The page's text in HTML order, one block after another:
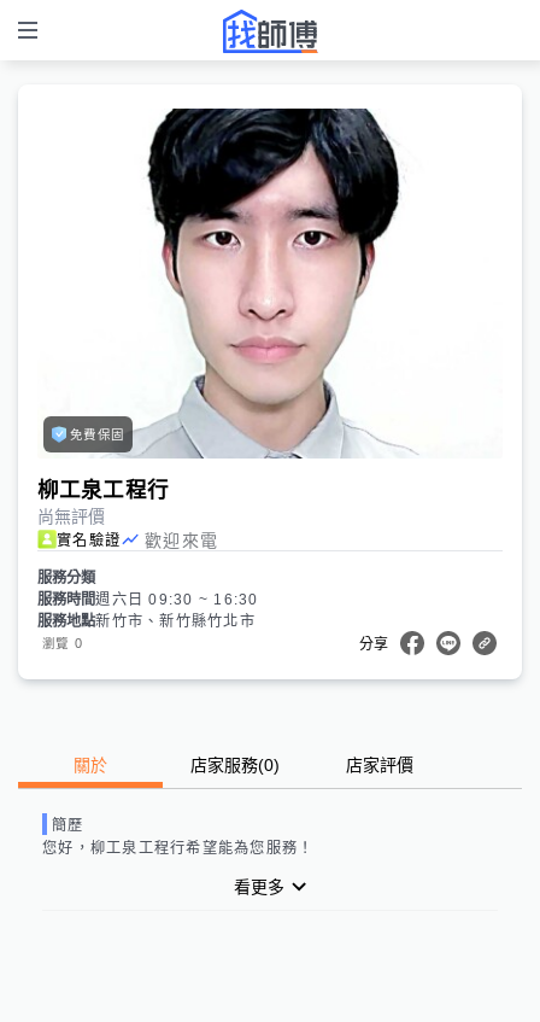
免費保固
柳工泉工程行
尚無評價
實名驗證 歡迎來電
服務分類
服務時間週六日 09:30 ~ 16:30
服務地點新竹市、新竹縣竹北市
瀏覽 0 分享
關於 店家服務(0) 店家評價
簡歷
您好， 柳工泉工程行希望能為您服務！
看更多